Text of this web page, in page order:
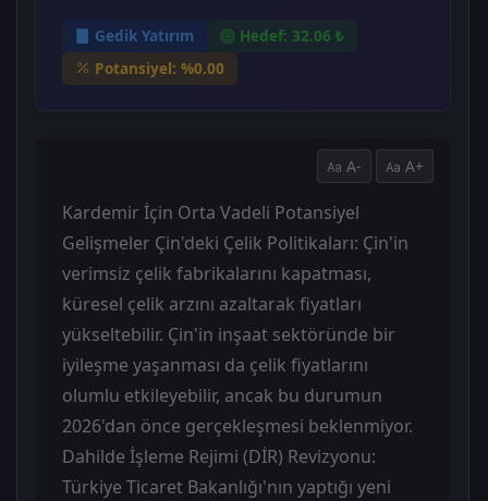
Gedik Yatırım
Hedef: 32.06 ₺
Potansiyel: %0.00
A- A+
Kardemir İçin Orta Vadeli Potansiyel
Gelişmeler Çin'deki Çelik Politikaları: Çin'in
verimsiz çelik fabrikalarını kapatması,
küresel çelik arzını azaltarak fiyatları
yükseltebilir. Çin'in inşaat sektöründe bir
iyileşme yaşanması da çelik fiyatlarını
olumlu etkileyebilir, ancak bu durumun
2026'dan önce gerçekleşmesi beklenmiyor.
Dahilde İşleme Rejimi (DİR) Revizyonu:
Türkiye Ticaret Bakanlığı'nın yaptığı yeni